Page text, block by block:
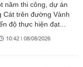
năm thi công, dự án
Cát trên đường Vành
độ thực hiện đạt...
10:42 | 08/08/2026